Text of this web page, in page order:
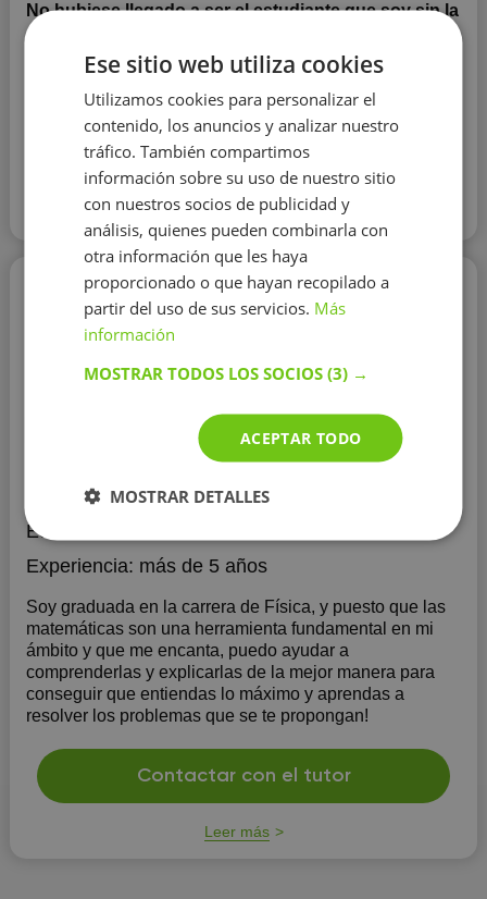
No hubiese llegado a ser el estudiante que soy sin la
ayuda de mi entorno, por eso quiero ayudar a quien
lo necesita.
La clave no es que sepa hacer copy-paste.
Es que lo entienda, si lo entiende, todo cobra sentido y
se hace más fácil aprender.
Contactar con el tutor
Leer más
María Ruiz F.
Matemáticas
Educación:
Experiencia: más de 5 años
Soy graduada en la carrera de Física, y puesto que las
matemáticas son una herramienta fundamental en mi
ámbito y que me encanta, puedo ayudar a
comprenderlas y explicarlas de la mejor manera para
conseguir que entiendas lo máximo y aprendas a
resolver los problemas que se te propongan!
Contactar con el tutor
Leer más
Ese sitio web utiliza cookies
Utilizamos cookies para personalizar el
contenido, los anuncios y analizar nuestro
tráfico. También compartimos
información sobre su uso de nuestro sitio
con nuestros socios de publicidad y
análisis, quienes pueden combinarla con
otra información que les haya
proporcionado o que hayan recopilado a
partir del uso de sus servicios. Más
información
MOSTRAR TODOS LOS SOCIOS(3) →
ACEPTAR TODO
MOSTRAR DETALLES